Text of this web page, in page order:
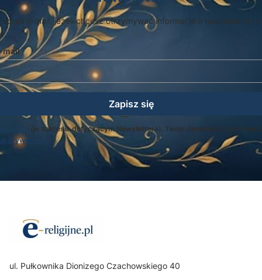
adres e-mail, jeżeli chcesz otrzymywać informacje o nowościach i
mail
Zapisz się
(w zakresie dotyczącym Newslettera). Twoje dane będą
prywatności .
Adres:
ul. Pułkownika Dionizego Czachowskiego 40